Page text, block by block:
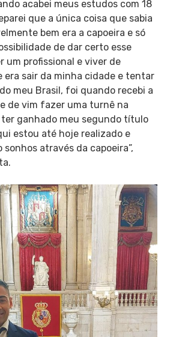
acabei meus estudos com 18
que a única coisa que sabia
bem era a capoeira e só
de dar certo esse
um profissional e viver de
era sair da minha cidade e tentar
meu Brasil, foi quando recebi a
de vim fazer uma turnê na
ter ganhado meu segundo título
estou até hoje realizado e
através da capoeira”,